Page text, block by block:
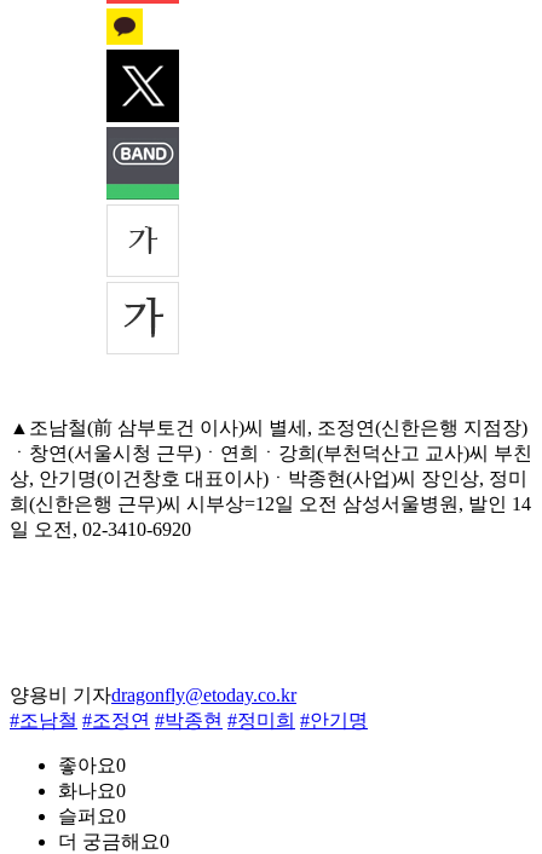
▲조남철(前 삼부토건 이사)씨 별세, 조정연(신한은행 지점장)
ㆍ창연(서울시청 근무)ㆍ연희ㆍ강희(부천덕산고 교사)씨 부친
상, 안기명(이건창호 대표이사)ㆍ박종현(사업)씨 장인상, 정미
희(신한은행 근무)씨 시부상=12일 오전 삼성서울병원, 발인 14
일 오전, 02-3410-6920
양용비 기자dragonfly@etoday.co.kr
#조남철 #조정연 #박종현 #정미희 #안기명
좋아요0
화나요0
슬퍼요0
더 궁금해요0